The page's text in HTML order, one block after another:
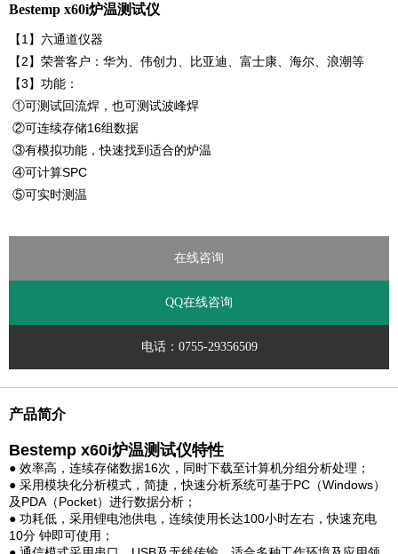
Bestemp x60i炉温测试仪
【1】六通道仪器
【2】荣誉客户：华为、伟创力、比亚迪、富士康、海尔、浪潮等
【3】功能：
①可测试回流焊，也可测试波峰焊
②可连续存储16组数据
③有模拟功能，快速找到适合的炉温
④可计算SPC
⑤可实时测温
在线咨询
QQ在线咨询
电话：0755-29356509
产品简介
Bestemp x60i炉温测试仪特性
● 效率高，连续存储数据16次，同时下载至计算机分组分析处理；
● 采用模块化分析模式，简捷，快速分析系统可基于PC（Windows）
及PDA（Pocket）进行数据分析；
● 功耗低，采用锂电池供电，连续使用长达100小时左右，快速充电
10分 钟即可使用；